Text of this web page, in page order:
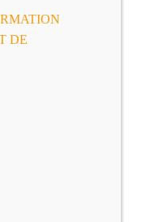
DE